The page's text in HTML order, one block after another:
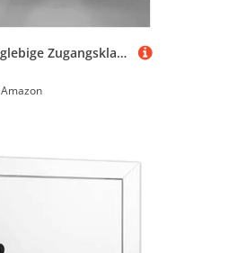
1 Stück langlebige Zugangsklappe aus Edelstahl mit Drehverschluss | Einfach zu installierende Inspektionstür for die Wartung(16x26in)
Amazon